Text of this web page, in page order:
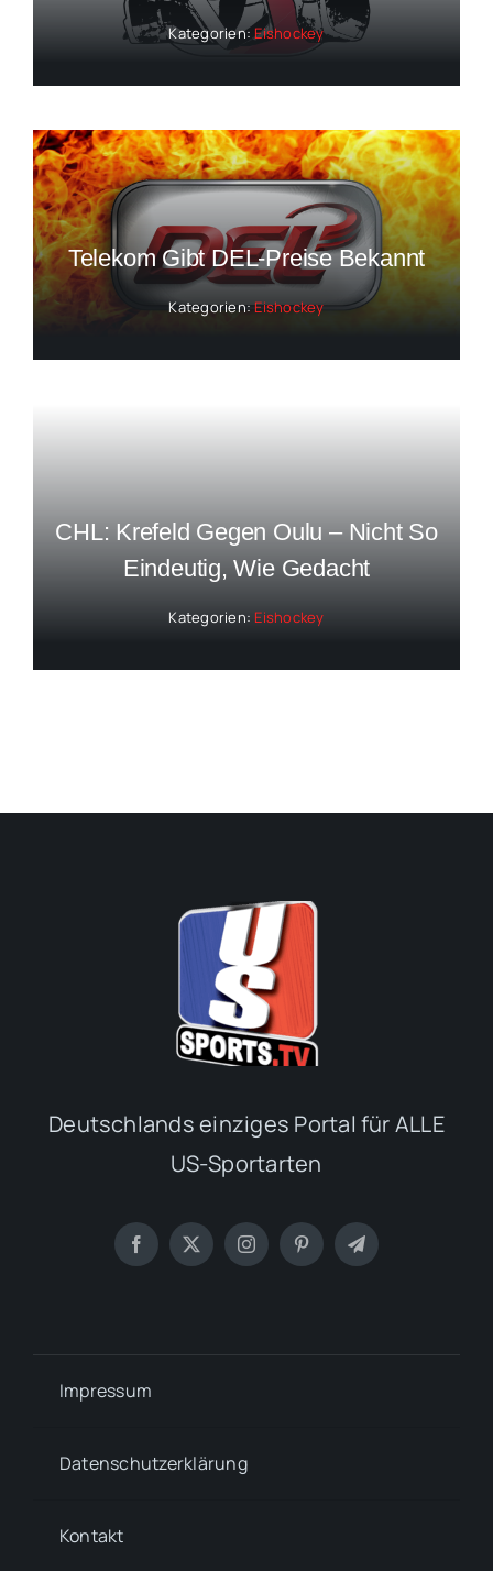
Kategorien:Eishockey
Telekom Gibt DEL-Preise Bekannt
Kategorien:Eishockey
CHL: Krefeld Gegen Oulu – Nicht So
Eindeutig, Wie Gedacht
Kategorien: Eishockey
Deutschlands einziges Portal für ALLE
US-Sportarten
Impressum
Datenschutzerklärung
Kontakt